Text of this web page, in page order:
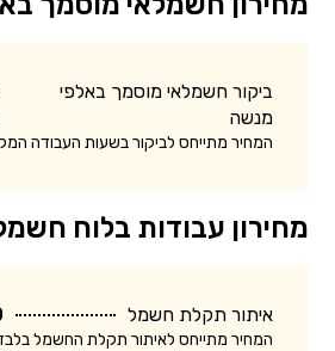
ביקור חשמלאי מוסמך באלפי
מנשה
המחיר מתייחס לביקור בשעות העבודה
מחירון עבודות בלוח
איתור תקלת חשמל
המחיר מתייחס לאיתור תקלת החשמל